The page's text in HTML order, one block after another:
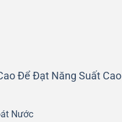
Để Đạt Năng Suất Cao
Nước